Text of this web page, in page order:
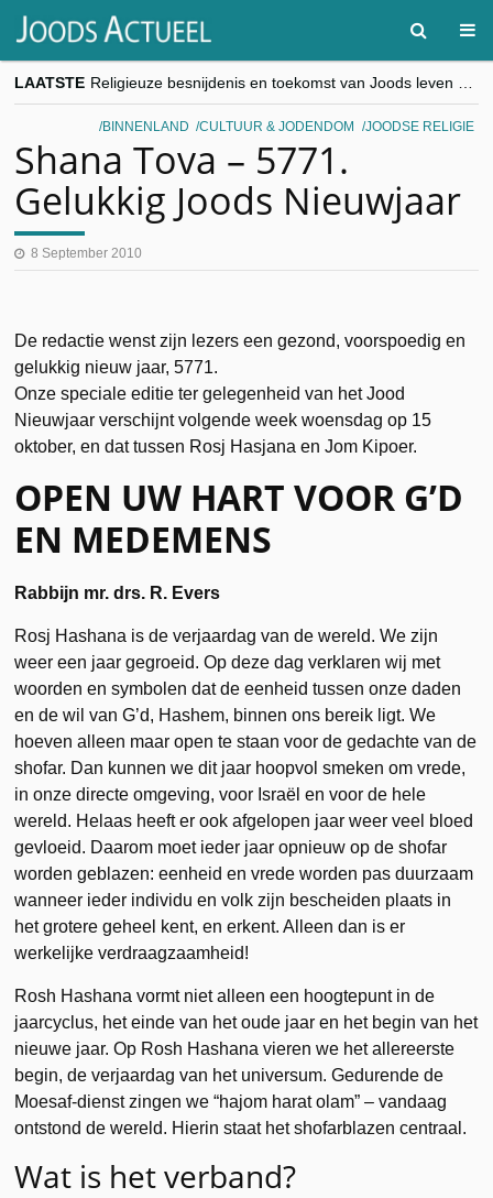
LAATSTE
“Besnijdenisdebat toont hoe moeilijk seculiere Westen minderheden begrijpt”, Jinnih Beels (Vooruit)
CITYTRIP | ROEMENIË – Boekarest: de verrassing van Oost-Europa
BINNENLAND CULTUUR & JODENDOM JOODSE RELIGIE
Shana Tova – 5771.
Gelukkig Joods Nieuwjaar
8 September 2010
De redactie wenst zijn lezers een gezond, voorspoedig en
gelukkig nieuw jaar, 5771.
Onze speciale editie ter gelegenheid van het Jood
Nieuwjaar verschijnt volgende week woensdag op 15
oktober, en dat tussen Rosj Hasjana en Jom Kipoer.
OPEN UW HART VOOR G’D
EN MEDEMENS
Rabbijn mr. drs. R. Evers
Rosj Hashana is de verjaardag van de wereld. We zijn
weer een jaar gegroeid. Op deze dag verklaren wij met
woorden en symbolen dat de eenheid tussen onze daden
en de wil van G’d, Hashem, binnen ons bereik ligt. We
hoeven alleen maar open te staan voor de gedachte van de
shofar. Dan kunnen we dit jaar hoopvol smeken om vrede,
in onze directe omgeving, voor Israël en voor de hele
wereld. Helaas heeft er ook afgelopen jaar weer veel bloed
gevloeid. Daarom moet ieder jaar opnieuw op de shofar
worden geblazen: eenheid en vrede worden pas duurzaam
wanneer ieder individu en volk zijn bescheiden plaats in
het grotere geheel kent, en erkent. Alleen dan is er
werkelijke verdraagzaamheid!
Rosh Hashana vormt niet alleen een hoogtepunt in de
jaarcyclus, het einde van het oude jaar en het begin van het
nieuwe jaar. Op Rosh Hashana vieren we het allereerste
begin, de verjaardag van het universum. Gedurende de
Moesaf-dienst zingen we “hajom harat olam” – vandaag
ontstond de wereld. Hierin staat het shofarblazen centraal.
Wat is het verband?